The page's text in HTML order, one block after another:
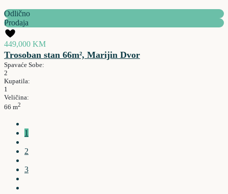
Odlično
Prodaja
449,000 KM
Trosoban stan 66m², Marijin Dvor
Spavaće Sobe:
2
Kupatila:
1
Veličina:
66 m2
1
2
3